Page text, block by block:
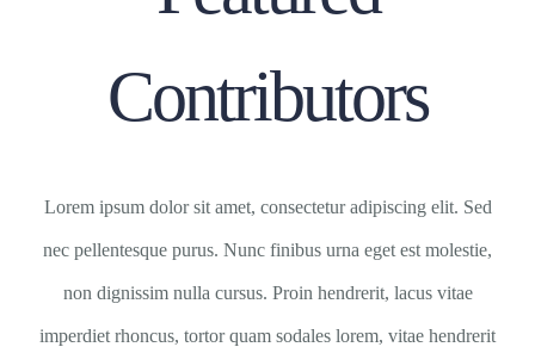
Contributors
Lorem ipsum dolor sit amet, consectetur adipiscing elit. Sed
nec pellentesque purus. Nunc finibus urna eget est molestie,
non dignissim nulla cursus. Proin hendrerit, lacus vitae
imperdiet rhoncus, tortor quam sodales lorem, vitae hendrerit